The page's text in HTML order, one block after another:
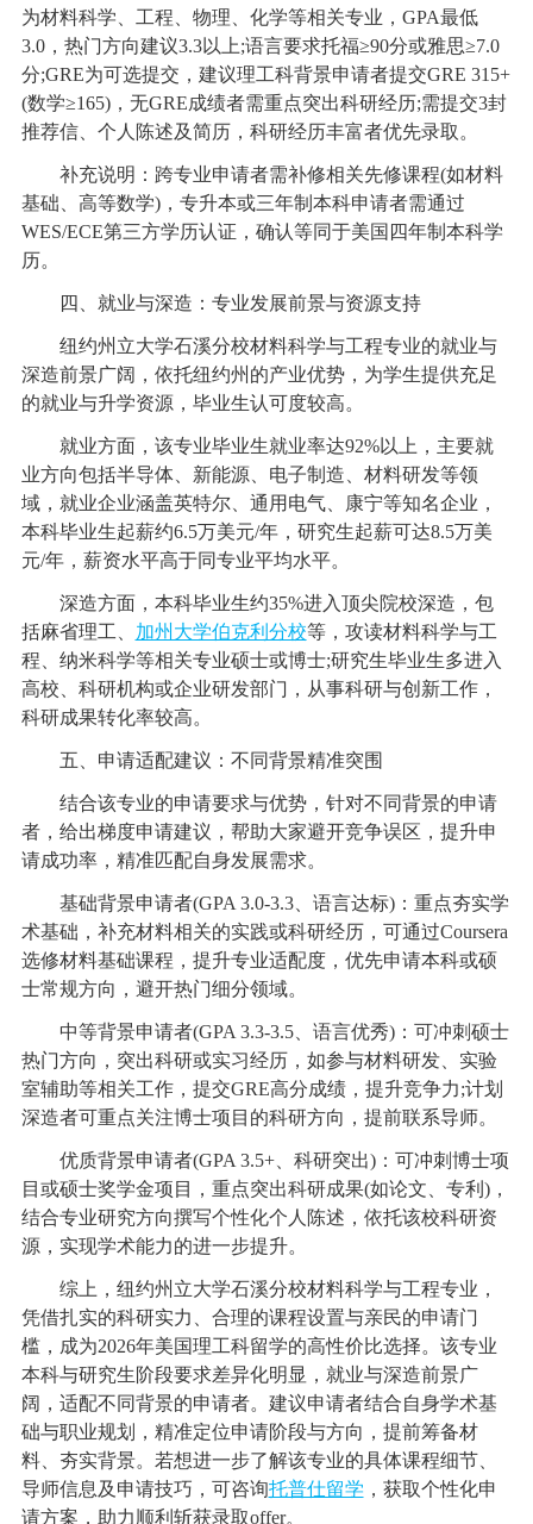
为材料科学、工程、物理、化学等相关专业，GPA最低
3.0，热门方向建议3.3以上;语言要求托福≥90分或雅思≥7.0
分;GRE为可选提交，建议理工科背景申请者提交GRE 315+
(数学≥165)，无GRE成绩者需重点突出科研经历;需提交3封
推荐信、个人陈述及简历，科研经历丰富者优先录取。
补充说明：跨专业申请者需补修相关先修课程(如材料
基础、高等数学)，专升本或三年制本科申请者需通过
WES/ECE第三方学历认证，确认等同于美国四年制本科学
历。
四、就业与深造：专业发展前景与资源支持
纽约州立大学石溪分校材料科学与工程专业的就业与
深造前景广阔，依托纽约州的产业优势，为学生提供充足
的就业与升学资源，毕业生认可度较高。
就业方面，该专业毕业生就业率达92%以上，主要就
业方向包括半导体、新能源、电子制造、材料研发等领
域，就业企业涵盖英特尔、通用电气、康宁等知名企业，
本科毕业生起薪约6.5万美元/年，研究生起薪可达8.5万美
元/年，薪资水平高于同专业平均水平。
深造方面，本科毕业生约35%进入顶尖院校深造，包
括麻省理工、 加州大学伯克利分校等，攻读材料科学与工
程、纳米科学等相关专业硕士或博士;研究生毕业生多进入
高校、科研机构或企业研发部门，从事科研与创新工作，
科研成果转化率较高。
五、申请适配建议：不同背景精准突围
结合该专业的申请要求与优势，针对不同背景的申请
者，给出梯度申请建议，帮助大家避开竞争误区，提升申
请成功率，精准匹配自身发展需求。
基础背景申请者(GPA 3.0-3.3、语言达标)：重点夯实学
术基础，补充材料相关的实践或科研经历，可通过Coursera
选修材料基础课程，提升专业适配度，优先申请本科或硕
士常规方向，避开热门细分领域。
中等背景申请者(GPA 3.3-3.5、语言优秀)：可冲刺硕士
热门方向，突出科研或实习经历，如参与材料研发、实验
室辅助等相关工作，提交GRE高分成绩，提升竞争力;计划
深造者可重点关注博士项目的科研方向，提前联系导师。
优质背景申请者(GPA 3.5+、科研突出)：可冲刺博士项
目或硕士奖学金项目，重点突出科研成果(如论文、专利)，
结合专业研究方向撰写个性化个人陈述，依托该校科研资
源，实现学术能力的进一步提升。
综上，纽约州立大学石溪分校材料科学与工程专业，
凭借扎实的科研实力、合理的课程设置与亲民的申请门
槛，成为2026年美国理工科留学的高性价比选择。该专业
本科与研究生阶段要求差异化明显，就业与深造前景广
阔，适配不同背景的申请者。建议申请者结合自身学术基
础与职业规划，精准定位申请阶段与方向，提前筹备材
料、夯实背景。若想进一步了解该专业的具体课程细节、
导师信息及申请技巧，可咨询托普仕留学 ，获取个性化申
请方案，助力顺利斩获录取offer。